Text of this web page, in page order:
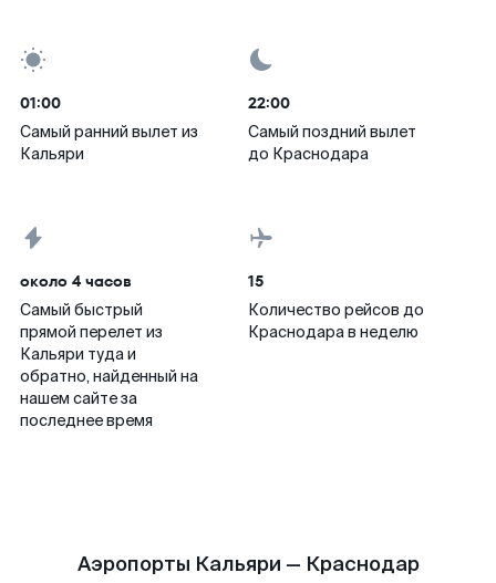
01:00
Самый ранний вылет из
Кальяри
22:00
Самый поздний вылет
до Краснодара
около 4 часов
Самый быстрый
прямой перелет из
Кальяри туда и
обратно, найденный на
нашем сайте за
последнее время
15
Количество рейсов до
Краснодара в неделю
Аэропорты Кальяри — Краснодар